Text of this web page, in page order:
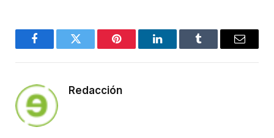
FacebookTwitter Pinterest LinkedInTumblr Email
Redacción